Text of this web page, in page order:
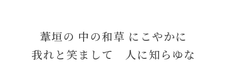
葦垣の 中の和草 にこやかに
我れと笑まして 人に知らゆな